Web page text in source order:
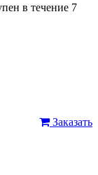
в течение 7
Заказать